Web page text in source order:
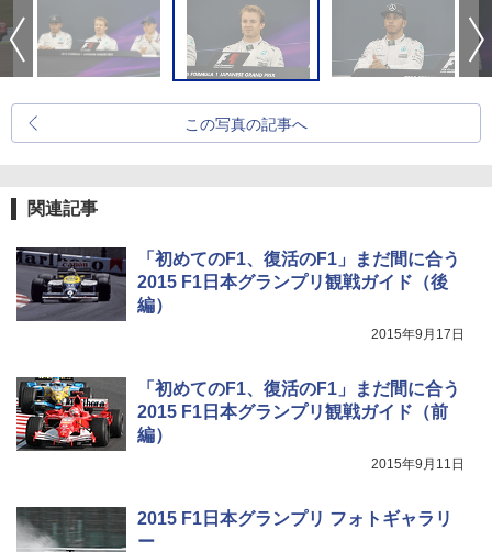
この写真の記事へ
関連記事
「初めてのF1、復活のF1」まだ間に合う
2015 F1日本グランプリ観戦ガイド（後
編）
2015年9月17日
「初めてのF1、復活のF1」まだ間に合う
2015 F1日本グランプリ観戦ガイド（前
編）
2015年9月11日
2015 F1日本グランプリ フォトギャラリ
ー